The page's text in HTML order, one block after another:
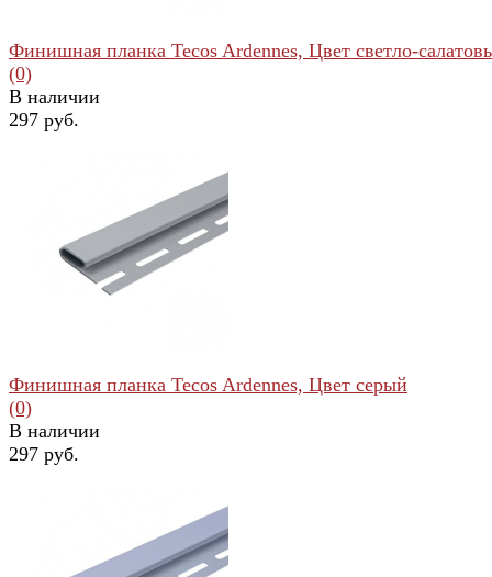
избранное сравнить
Финишная планка Tecos Ardennes, Цвет светло-
(0)
В наличии
297 руб.
Финишная планка Tecos Ardennes, Цвет серый
(0)
В наличии
297 руб.